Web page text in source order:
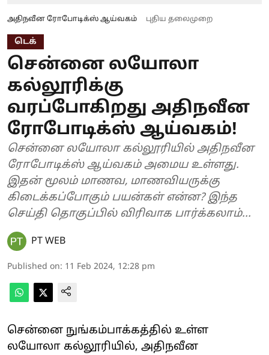
அதிநவீன ரோபோடிக்ஸ் ஆய்வகம் புதிய தலைமுறை
டெக்
சென்னை லயோலா
கல்லூரிக்கு
வரப்போகிறது அதிநவீன
ரோபோடிக்ஸ் ஆய்வகம்!
சென்னை லயோலா கல்லூரியில் அதிநவீன
ரோபோடிக்ஸ் ஆய்வகம் அமைய உள்ளது.
இதன் மூலம் மாணவ, மாணவியருக்கு
கிடைக்கப்போகும் பயன்கள் என்ன? இந்த
செய்தி தொகுப்பில் விரிவாக பார்க்கலாம்...
PT WEB
Published on: 11 Feb 2024, 12:28 pm
சென்னை நுங்கம்பாக்கத்தில் உள்ள
லயோலா கல்லூரியில், அதிநவீன